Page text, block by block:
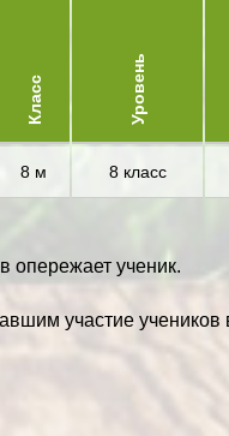
Класс Уровень
8 м 8 класс
опережает ученик.
участие учеников